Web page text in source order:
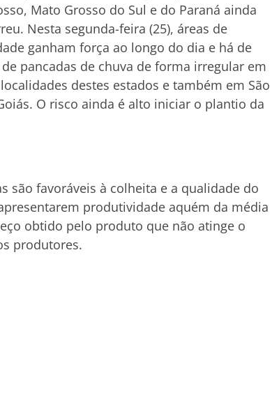
Mato Grosso do Sul e do Paraná ainda
Nesta segunda-feira (25), áreas de
ganham força ao longo do dia e há de
pancadas de chuva de forma irregular em
destes estados e também em São
O risco ainda é alto iniciar o plantio da
são favoráveis à colheita e a qualidade do
produtividade aquém da média
obtido pelo produto que não atinge o
produtores.